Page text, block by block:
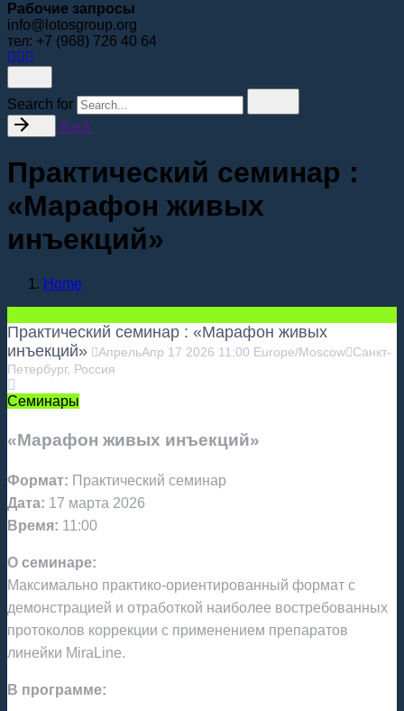
Рабочие запросы
info@lotosgroup.org
тел: +7 (968) 726 40 64
Search for
Back
Практический семинар :
«Марафон живых
инъекций»
Home
Практический семинар : «Марафон живых
инъекций»
АпрельАпр 17 2026 11:00 Europe/Moscow Санкт-
Петербург, Россия
Семинары
«Марафон живых инъекций»
Формат: Практический семинар
Дата: 17 марта 2026
Время: 11:00
О семинаре:
Максимально практико-ориентированный формат с
демонстрацией и отработкой наиболее востребованных
протоколов коррекции с применением препаратов
линейки MiraLine.
В программе: